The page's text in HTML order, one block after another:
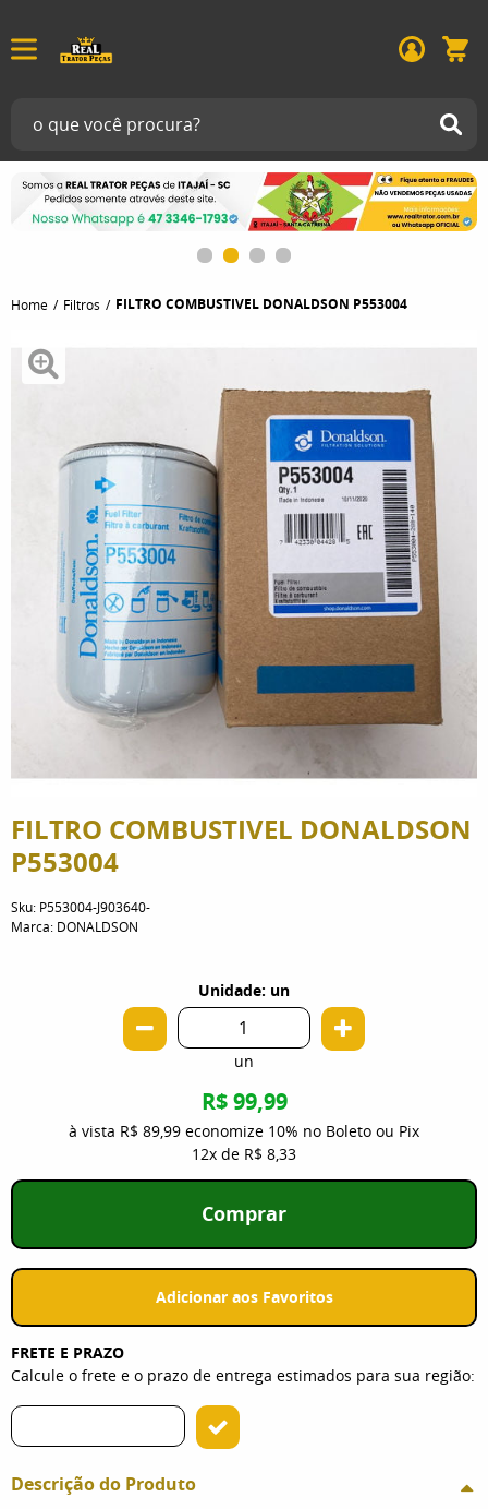
Home Filtros FILTRO COMBUSTIVEL DONALDSON P553004
FILTRO COMBUSTIVEL DONALDSON
P553004
Sku: P553004-J903640-
Marca: DONALDSON
Unidade: un
un
R$ 99,99
à vista R$ 89,99 economize 10% no Boleto ou Pix
12x de R$ 8,33
Comprar
Adicionar aos Favoritos
FRETE E PRAZO
Calcule o frete e o prazo de entrega estimados para sua região:
Descrição do Produto